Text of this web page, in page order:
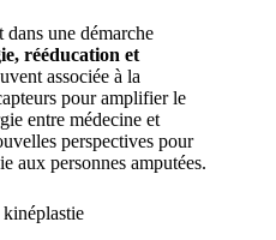
une démarche
rééducation et
associée à la
pour amplifier le
entre médecine et
perspectives pour
aux personnes amputées.